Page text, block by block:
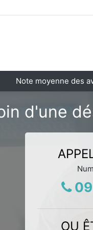
Note moyenne des
d'une
09
OU